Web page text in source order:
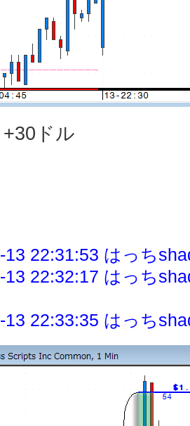
ドル
13 22:31:53 はっち
13 22:32:17 はっち
13 22:33:35 はっち